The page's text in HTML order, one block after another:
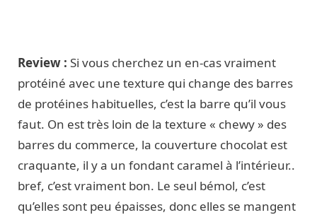
Review : Si vous cherchez un en-cas vraiment
protéiné avec une texture qui change des barres
de protéines habituelles, c’est la barre qu’il vous
faut. On est très loin de la texture « chewy » des
barres du commerce, la couverture chocolat est
craquante, il y a un fondant caramel à l’intérieur..
bref, c’est vraiment bon. Le seul bémol, c’est
qu’elles sont peu épaisses, donc elles se mangent